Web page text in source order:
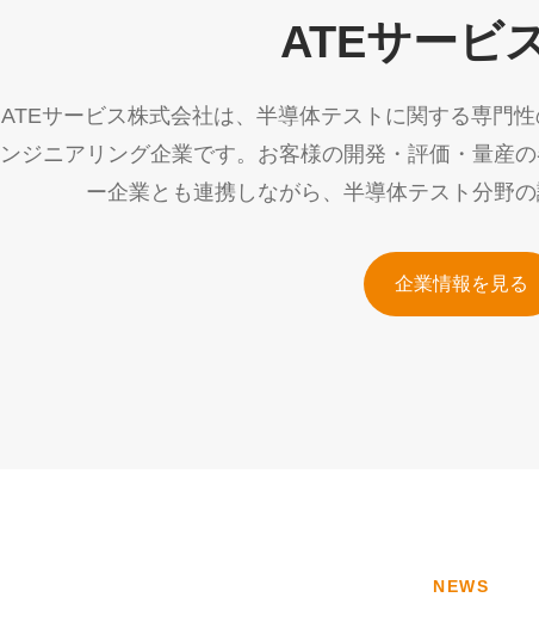
ATEサービ
ATEサービス株式会社は、半導体テストに関する専門
ンジニアリング企業です。お客様の開発・評価・量産
ー企業とも連携しながら、半導体テスト分野
企業情報を見る
NEWS